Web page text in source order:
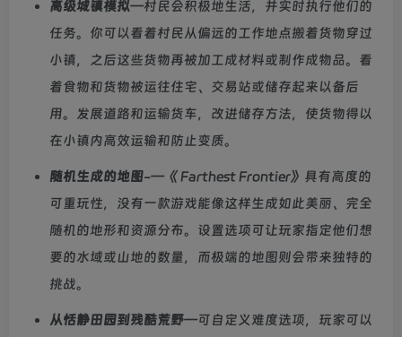
高级城镇模拟—村民会积极地生活，并实时执行他们的
任务。你可以看着村民从偏远的工作地点搬着货物穿过
小镇，之后这些货物再被加工成材料或制作成物品。看
着食物和货物被运往住宅、交易站或储存起来以备后
用。发展道路和运输货车，改进储存方法，使货物得以
在小镇内高效运输和防止变质。
随机生成的地图-—《 Farthest Frontier》具有高度的
可重玩性，没有一款游戏能像这样生成如此美丽、完全
随机的地形和资源分布。设置选项可让玩家指定他们想
要的水域或山地的数量，而极端的地图则会带来独特的
挑战。
从恬静田园到残酷荒野—可自定义难度选项，玩家可以